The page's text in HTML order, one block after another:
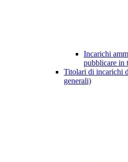
Incarichi
pubblicare in
Titolari di incarichi
generali)